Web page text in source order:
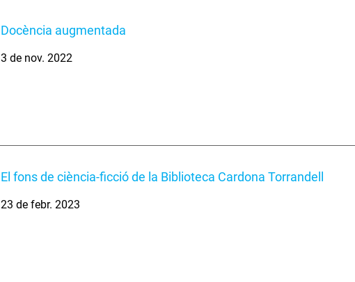
Docència augmentada
3 de nov. 2022
El fons de ciència-ficció de la Biblioteca Cardona Torrandell
23 de febr. 2023